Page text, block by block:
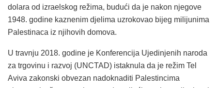
dolara od izraelskog režima, budući da je nakon njegove
1948. godine kaznenim djelima uzrokovao bijeg milijunima
Palestinaca iz njihovih domova.
U travnju 2018. godine je Konferencija Ujedinjenih naroda
za trgovinu i razvoj (UNCTAD) istaknula da je režim Tel
Aviva zakonski obvezan nadoknaditi Palestincima